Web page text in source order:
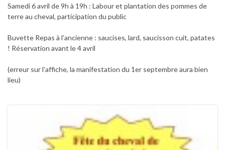
Samedi 6 avril de 9h à 19h : Labour et plantation des pommes de
terre au cheval, participation du public
Buvette Repas à l’ancienne : saucises, lard, saucisson cuit, patates
! Réservation avant le 4 avril
(erreur sur l’affiche, la manifestation du 1er septembre aura bien
lieu)